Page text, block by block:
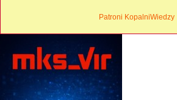
Patroni KopalniWiedzy